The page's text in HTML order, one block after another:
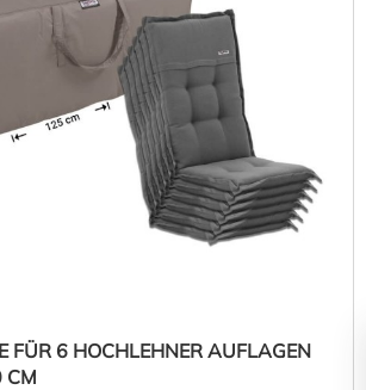
FÜR 6 HOCHLEHNER AUFLAGEN
CM